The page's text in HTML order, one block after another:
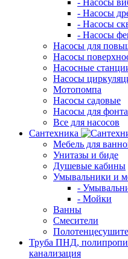
- Насосы
- Насосы
- Насосы
- Насосы
Насосы для
Насосы
Насосные
Насосы
Мотопомпа
Насосы садовые
Насосы для
Все для насосов
Сантехника
Мебель для
Унитазы и биде
Душевые кабины
Умывальники и
-
- Мойки
Ванны
Смесители
Труба ПНД,
канализация